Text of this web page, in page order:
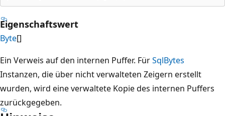
Eigenschaftswert
Byte[]
Ein Verweis auf den internen Puffer. FürSqlBytes
Instanzen, die über nicht verwalteten Zeigern erstellt
wurden, wird eine verwaltete Kopie des internen Puffers
zurückgegeben.